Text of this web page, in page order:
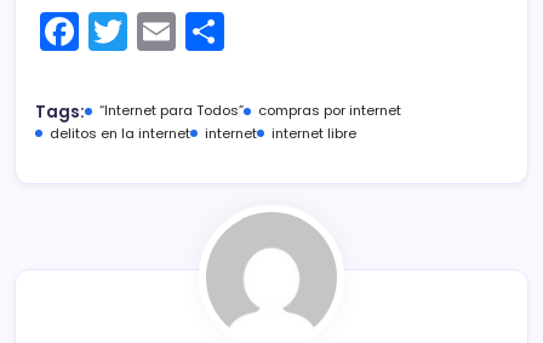
F
a
c
e
T
w
itt
er
E
m
ai
l
m
p
tir
Tags: “Internet para Todos”
compras por internet
delitos en la internet
internet internet libre